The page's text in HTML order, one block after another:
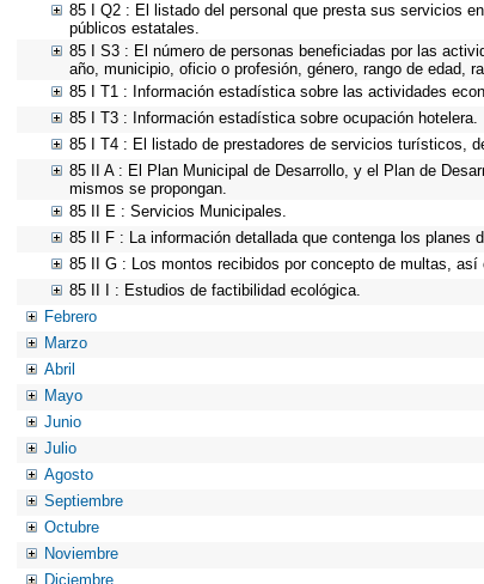
85 I Q2 : El listado del personal que presta sus servicios
públicos estatales.
85 I S3 : El número de personas beneficiadas por las
año, municipio, oficio o profesión, género, rango de edad,
85 I T1 : Información estadística sobre las actividades
85 I T3 : Información estadística sobre ocupación hotelera.
85 I T4 : El listado de prestadores de servicios turísticos,
85 II A : El Plan Municipal de Desarrollo, y el Plan de
mismos se propongan.
85 II E : Servicios Municipales.
85 II F : La información detallada que contenga los planes
85 II G : Los montos recibidos por concepto de multas,
85 II I : Estudios de factibilidad ecológica.
Febrero
Marzo
Abril
Mayo
Junio
Julio
Agosto
Septiembre
Octubre
Noviembre
Diciembre